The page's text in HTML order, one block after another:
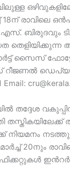
18ന്
ബിരുദവും
സൈസ്
തദ്ദേശ
20നും